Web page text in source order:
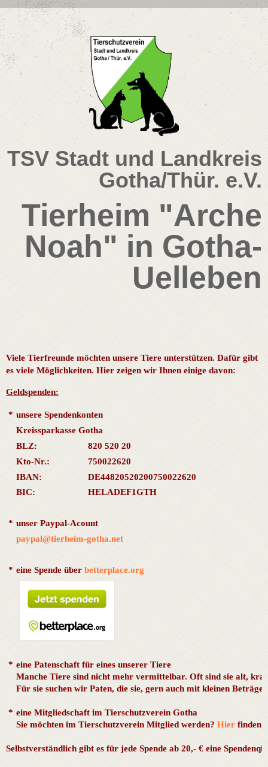
TSV Stadt und Landkreis
Gotha/Thür. e.V.
Tierheim "Arche
Noah" in Gotha-
Uelleben
Viele Tierfreunde möchten unsere Tiere unterstützen. Dafür gibt
es viele Möglichkeiten. Hier zeigen wir Ihnen einige davon:
Geldspenden:
* unsere Spendenkonten
Kreissparkasse Gotha
BLZ:
820 520 20
Kto-Nr.:
750022620
IBAN:
DE44820520200750022620
BIC:
HELADEF1GTH
* unser Paypal-Acount
paypal@tierheim-gotha.net
* eine Spende über betterplace.org
* eine Patenschaft für eines unserer Tiere
Manche Tiere sind nicht mehr vermittelbar. Oft sind sie alt,
Für sie suchen wir Paten, die sie, gern auch mit kleinen
* eine Mitgliedschaft im Tierschutzverein Gotha
Sie möchten im Tierschutzverein Mitglied werden? Hier finden
Selbstverständlich gibt es für jede Spende ab 20,- € eine